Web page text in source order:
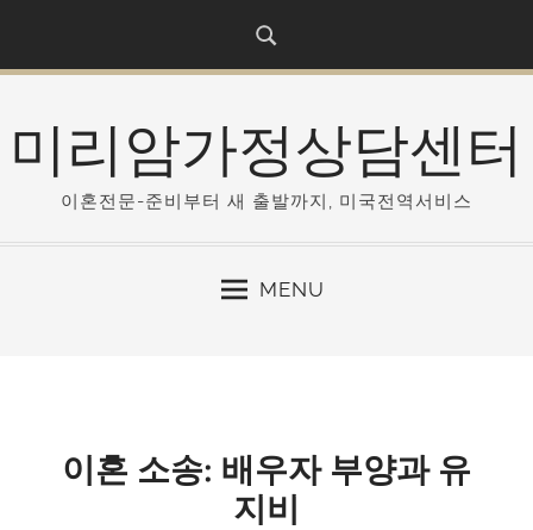
i
미리암가정상담센터
이혼전문-준비부터 새 출발까지, 미국전역서비스
MENU
이혼 소송: 배우자 부양과 유
지비